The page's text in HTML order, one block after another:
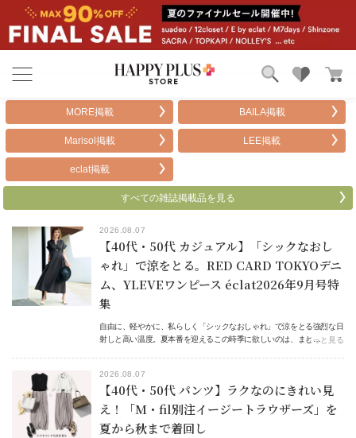
雑誌掲載アイテム
お気に入り
MORE掲載 BAILA掲載
Marisol掲載 LEE掲載
eclat掲載
すべての雑誌掲載品を見る
2026.08.07
【40代・50代 カジュアル】「シックなおし
ゃれ」で涼をとる。RED CARD TOKYOデニ
ム、YLEVEワンピース éclat2026年9月号特
集
自由に、軽やかに、私らしく「シックなおしゃれ」で涼をとる強烈な日
射しと高い温度。夏本番を迎えるこの時季に欲しいのは、まと…もっと見る
2026.08.07
【40代・50代 パンツ】ラクなのにきれい見
え！「M・fil別注イージートラウザーズ」を
夏から秋まで着回し